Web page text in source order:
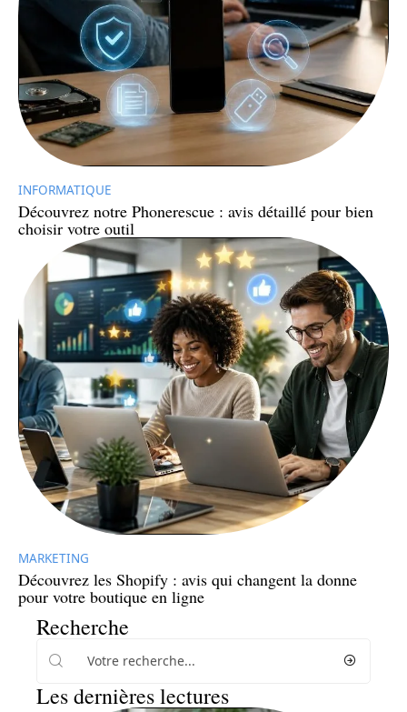
INFORMATIQUE
Découvrez notre Phonerescue : avis détaillé pour bien
choisir votre outil
MARKETING
Découvrez les Shopify : avis qui changent la donne
pour votre boutique en ligne
Recherche
Les dernières lectures